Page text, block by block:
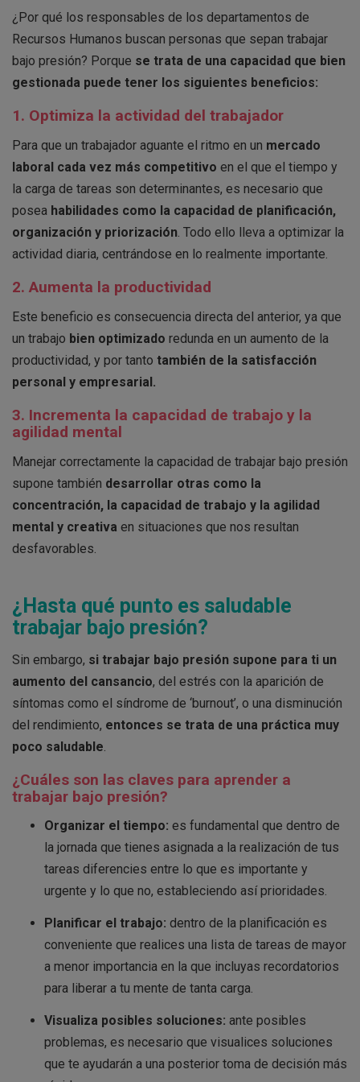
¿Por qué los responsables de los departamentos de
Recursos Humanos buscan personas que sepan trabajar
bajo presión? Porque se trata de una capacidad que bien
gestionada puede tener los siguientes beneficios:
1. Optimiza la actividad del trabajador
Para que un trabajador aguante el ritmo en un mercado
laboral cada vez más competitivo en el que el tiempo y
la carga de tareas son determinantes, es necesario que
posea habilidades como la capacidad de planificación,
organización y priorización. Todo ello lleva a optimizar la
actividad diaria, centrándose en lo realmente importante.
2. Aumenta la productividad
Este beneficio es consecuencia directa del anterior, ya que
un trabajo bien optimizado redunda en un aumento de la
productividad, y por tanto también de la satisfacción
personal y empresarial.
3. Incrementa la capacidad de trabajo y la
agilidad mental
Manejar correctamente la capacidad de trabajar bajo presión
supone también desarrollar otras como la
concentración, la capacidad de trabajo y la agilidad
mental y creativa en situaciones que nos resultan
desfavorables.
¿Hasta qué punto es saludable
trabajar bajo presión?
Sin embargo, si trabajar bajo presión supone para ti un
aumento del cansancio, del estrés con la aparición de
síntomas como el síndrome de ‘burnout’, o una disminución
del rendimiento, entonces se trata de una práctica muy
poco saludable
¿Cuáles son las claves para aprender a
trabajar bajo presión?
Organizar el tiempo: es fundamental que dentro de
la jornada que tienes asignada a la realización de tus
tareas diferencies entre lo que es importante y
urgente y lo que no, estableciendo así prioridades.
Planificar el trabajo: dentro de la planificación es
conveniente que realices una lista de tareas de mayor
a menor importancia en la que incluyas recordatorios
para liberar a tu mente de tanta carga.
Visualiza posibles soluciones: ante posibles
problemas, es necesario que visualices soluciones
que te ayudarán a una posterior toma de decisión más